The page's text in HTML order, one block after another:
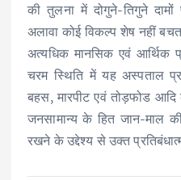
की तुलना में दोगुने-तिगुने
अलावा कोई विकल्प शेष नहीं
अत्यधिक मानसिक एवं आर्थिक
चरम स्थिति में यह अस्पताल
बहस, मारपीट एवं तोड़फोड
जनसामान्य के हित जान-माल
रखने के उद्देश्य से उक्त